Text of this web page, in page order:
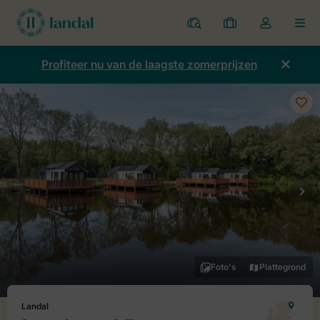
Parken
Mijn
boekingen
Open
de
dropdown
Profiteer nu van de laagste zomerprijzen